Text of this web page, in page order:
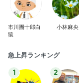
市川團十郎白
猿
小林麻央
急上昇ランキング
1 2